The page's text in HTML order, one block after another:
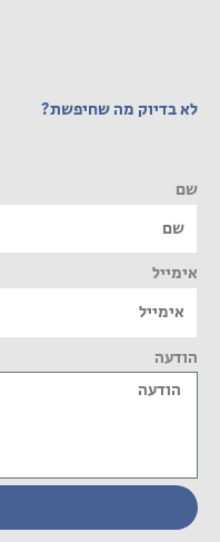
לא בדיוק מה שחיפשת?
שם
אימייל
הודעה